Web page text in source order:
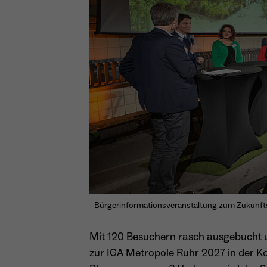
Bürgerinformationsveranstaltung zum
Mit 120 Besuchern rasch
zur IGA Metropole Ruhr 2027 in der